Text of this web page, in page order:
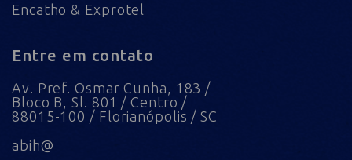
Encatho & Exprotel
Entre em contato
Av. Pref. Osmar Cunha, 183 /
Bloco B, Sl. 801 / Centro /
88015-100 / Florianópolis / SC
abih@